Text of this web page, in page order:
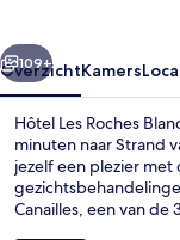
Volgende
109+
OverzichtKamers
Hôtel Les Roches
minuten naar Strand
jezelf een plezier
Canailles, een van